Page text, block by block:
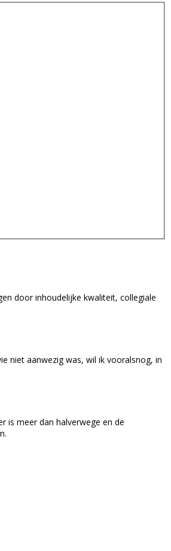
door inhoudelijke kwaliteit, collegiale
niet aanwezig was, wil ik vooralsnog, in
is meer dan halverwege en de